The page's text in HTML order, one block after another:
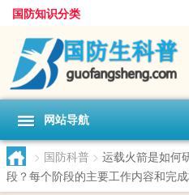
国防知识分类
网站导航
> 国防科普 > 运载火箭是如何
段？每个阶段的主要工作内容和完